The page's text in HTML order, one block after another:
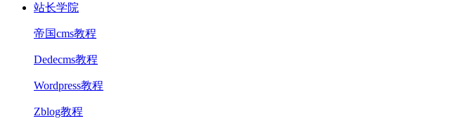
站长学院
帝国cms教程
Dedecms教程
Wordpress教程
Zblog教程